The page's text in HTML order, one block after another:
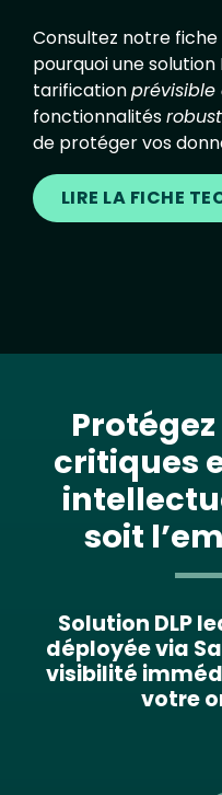
Consultez notre
pourquoi une solution
tarification
fonctionnalités
de protéger vos
LIRE LA FICHE
critiques
soit
Solution DLP
déployée via
visibilité
votre